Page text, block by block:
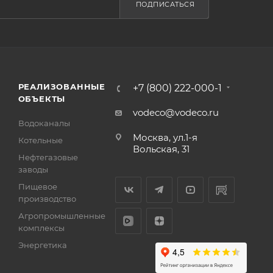
ПОДПИСАТЬСЯ
РЕАЛИЗОВАННЫЕ
ОБЪЕКТЫ
Водоканалы
Котельные
Нефтегазовые
заводы
Пищевое
производство
Агропромышленные
комплексы
Энергетика
+7 (800) 222-000-1
vodeco@vodeco.ru
Москва, ул.1-я
Вольская, 31